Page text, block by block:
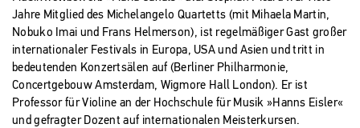
Jahre Mitglied des Michelangelo Quartetts (mit Mihaela Martin,
Nobuko Imai und Frans Helmerson), ist regelmäßiger Gast großer
internationaler Festivals in Europa, USA und Asien und tritt in
bedeutenden Konzertsälen auf (Berliner Philharmonie,
Concertgebouw Amsterdam, Wigmore Hall London). Er ist
Professor für Violine an der Hochschule für Musik »Hanns Eisler«
und gefragter Dozent auf internationalen Meisterkursen.